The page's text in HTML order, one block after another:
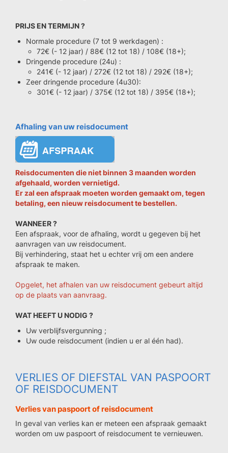
PRIJS EN TERMIJN ?
Normale procedure (7 tot 9 werkdagen) :
72€ (- 12 jaar) / 88€ (12 tot 18) / 108€ (18+);
Dringende procedure (24u) :
241€ (- 12 jaar) / 272€ (12 tot 18) / 292€ (18+);
Zeer dringende procedure (4u30):
301€ (- 12 jaar) / 375€ (12 tot 18) / 395€ (18+);
Afhaling van uw reisdocument
Reisdocumenten die niet binnen 3 maanden worden
afgehaald, worden vernietigd.
Er zal een afspraak moeten worden gemaakt om, tegen
betaling, een nieuw reisdocument te bestellen.
WANNEER ?
Een afspraak, voor de afhaling, wordt u gegeven bij het
aanvragen van uw reisdocument.
Bij verhindering, staat het u echter vrij om een andere
afspraak te maken.
Opgelet, het afhalen van uw reisdocument gebeurt altijd
op de plaats van aanvraag.
WAT HEEFT U NODIG ?
Uw verblijfsvergunning ;
Uw oude reisdocument (indien u er al één had).
VERLIES OF DIEFSTAL VAN PASPOORT
OF REISDOCUMENT
Verlies van paspoort of reisdocument
In geval van verlies kan er meteen een afspraak gemaakt
worden om uw paspoort of reisdocument te vernieuwen.